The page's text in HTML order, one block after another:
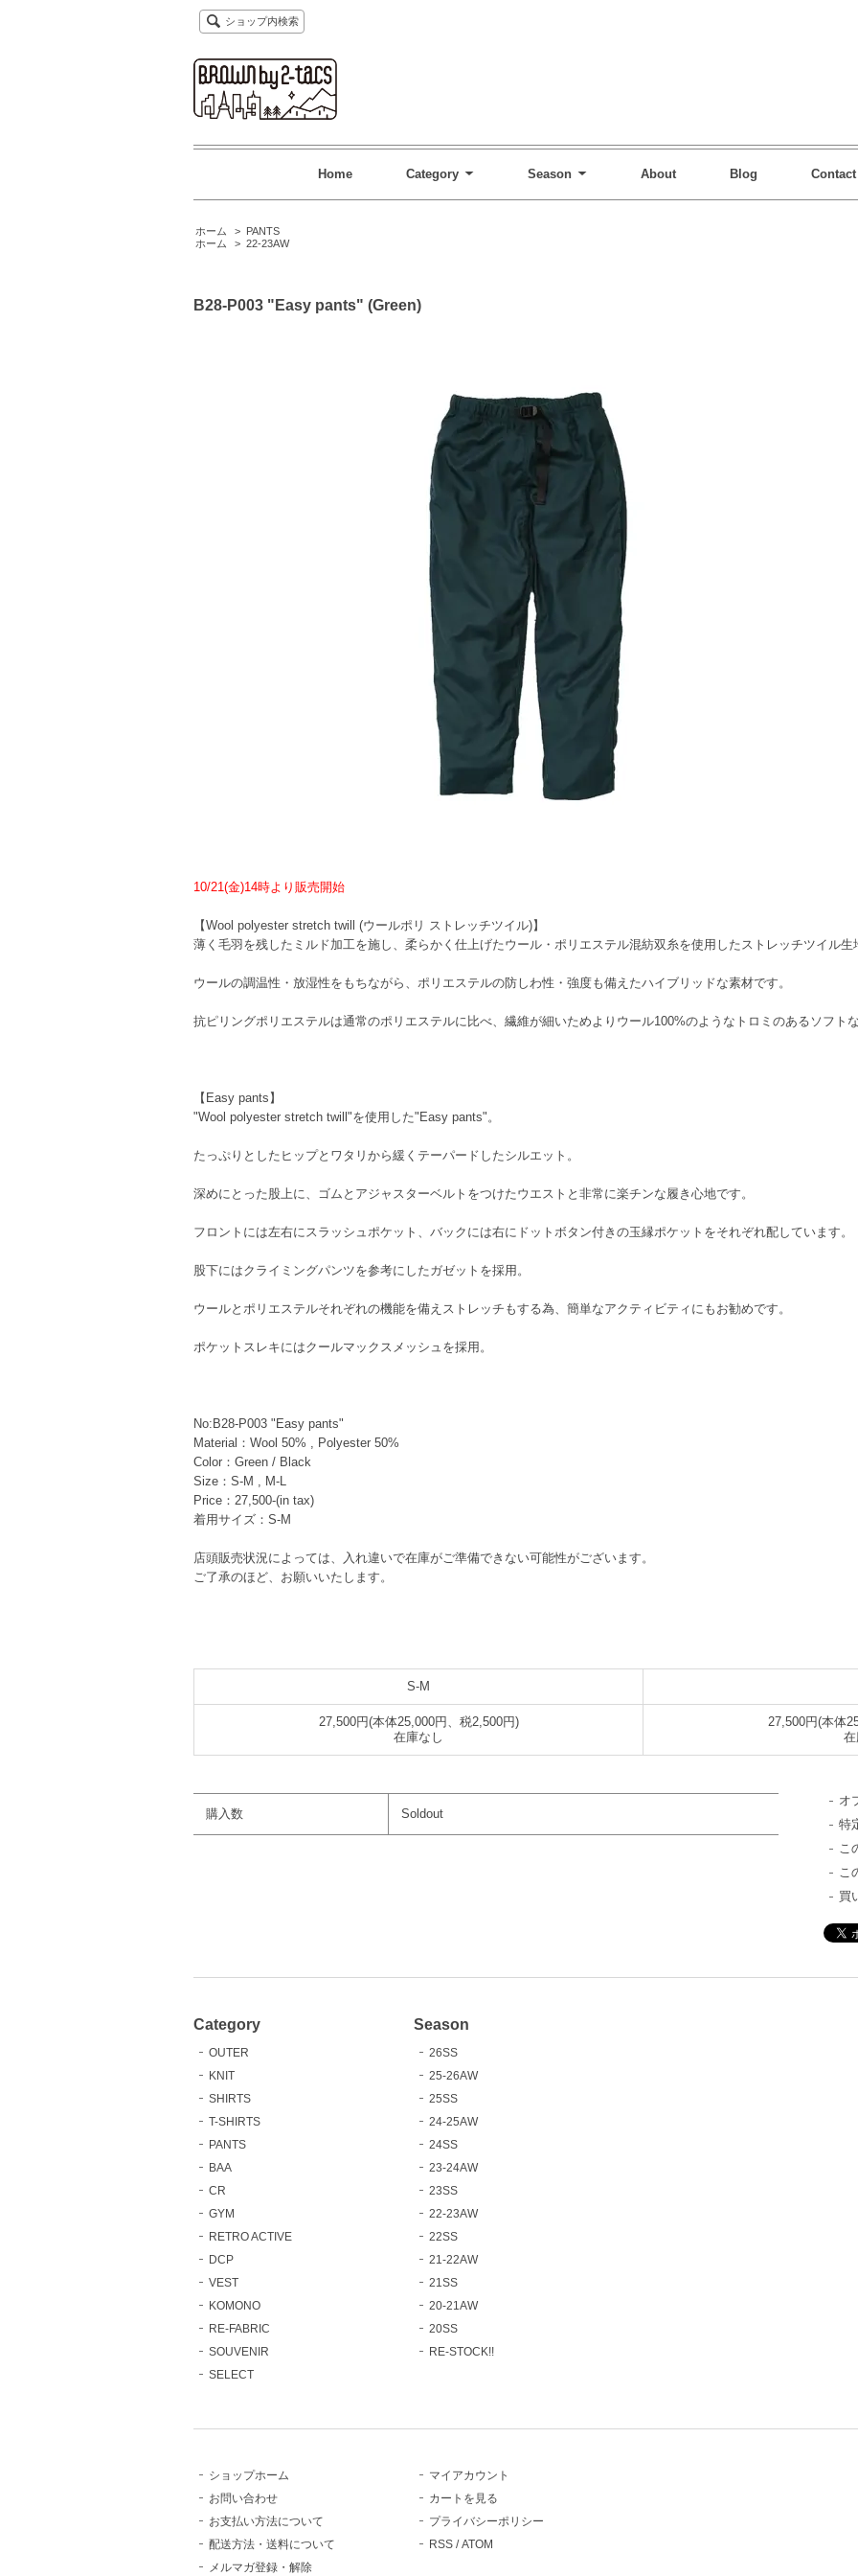
ショップ内検索
Home Category Season About Blog Contact
ホーム > PANTS
ホーム
> 22-23AW
B28-P003 "Easy pants" (Green)
10/21(金)14時より販売開始
【Wool polyester stretch twill (ウールポリ ストレッチツイル)】
薄く毛羽を残したミルド加工を施し、柔らかく仕上げたウール・ポリエステル混紡双糸を使用したストレッチツイル生
ウールの調温性・放湿性をもちながら、ポリエステルの防しわ性・強度も備えたハイブリッドな素材です。
抗ピリングポリエステルは通常のポリエステルに比べ、繊維が細いためよりウール100%のようなトロミのあるソフト
【Easy pants】
"Wool polyester stretch twill"を使用した"Easy pants"。
たっぷりとしたヒップとワタリから緩くテーパードしたシルエット。
深めにとった股上に、ゴムとアジャスターベルトをつけたウエストと非常に楽チンな履き心地です。
フロントには左右にスラッシュポケット、バックには右にドットボタン付きの玉縁ポケットをそれぞれ配しています。
股下にはクライミングパンツを参考にしたガゼットを採用。
ウールとポリエステルそれぞれの機能を備えストレッチもする為、簡単なアクティビティにもお勧めです。
ポケットスレキにはクールマックスメッシュを採用。
No:B28-P003 "Easy pants"
Material：Wool 50% , Polyester 50%
Color：Green / Black
Size：S-M , M-L
Price：27,500-(in tax)
着用サイズ：S-M
店頭販売状況によっては、入れ違いで在庫がご準備できない可能性がございます。
ご了承のほど、お願いいたします。
S-M
27,500円(本体25,000円、税2,500円)
在庫なし
27,500円(本体
購入数 Soldout
オ
特
こ
こ
買
Category
OUTER
KNIT
SHIRTS
T-SHIRTS
PANTS
BAA
CR
GYM
RETRO ACTIVE
DCP
VEST
KOMONO
RE-FABRIC
SOUVENIR
SELECT
Season
26SS
25-26AW
25SS
24-25AW
24SS
23-24AW
23SS
22-23AW
22SS
21-22AW
21SS
20-21AW
20SS
RE-STOCK!!
ショップホーム
お問い合わせ
お支払い方法について
配送方法・送料について
メルマガ登録・解除
マイアカウント
カートを見る
プライバシーポリシー
RSS /ATOM